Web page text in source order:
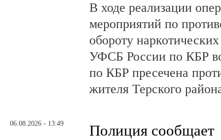
В ходе реализации
мероприятий по
обороту
УФСБ России по КБР
по КБР пресечена
жителя Терского
06.08.2026 - 13:49 Полиция сообщает